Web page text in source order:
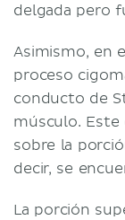
delgada pero
Asimismo, en
proceso
conducto de
músculo.
sobre la
decir, se
La porción